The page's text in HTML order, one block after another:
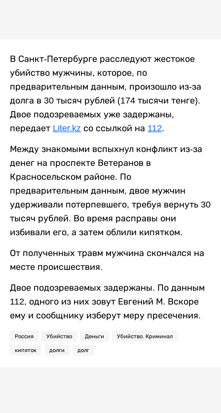
В Санкт-Петербурге расследуют жестокое
убийство мужчины, которое, по
предварительным данным, произошло из-за
долга в 30 тысяч рублей (174 тысячи тенге).
Двое подозреваемых уже задержаны,
передает Liter.kz со ссылкой на 112.
Между знакомыми вспыхнул конфликт из-за
денег на проспекте Ветеранов в
Красносельском районе. По
предварительным данным, двое мужчин
удерживали потерпевшего, требуя вернуть 30
тысяч рублей. Во время расправы они
избивали его, а затем облили кипятком.
От полученных травм мужчина скончался на
месте происшествия.
Двое подозреваемых задержаны. По данным
112, одного из них зовут Евгений М. Вскоре
ему и сообщнику изберут меру пресечения.
Россия Убийство Деньги Убийство. Криминал
кипяток долги долг